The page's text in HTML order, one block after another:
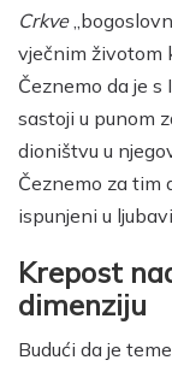
Crkve
vječnim životom
Čeznemo da je s
sastoji u punom
dioništvu u
Čeznemo za tim
ispunjeni u ljubavi.
Krepost
dimenziju
Budući da je